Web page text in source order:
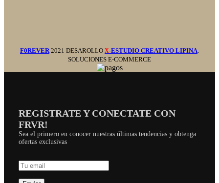
F0REVER 2021 DESAROLLO X-ESTUDIO CREATIVO LIPINA.
SOLUCIONES E-COMMERCE
REGISTRATE Y CONECTATE CON
FRVR!
Sea el primero en conocer nuestras últimas tendencias y obtenga
ofertas exclusivas